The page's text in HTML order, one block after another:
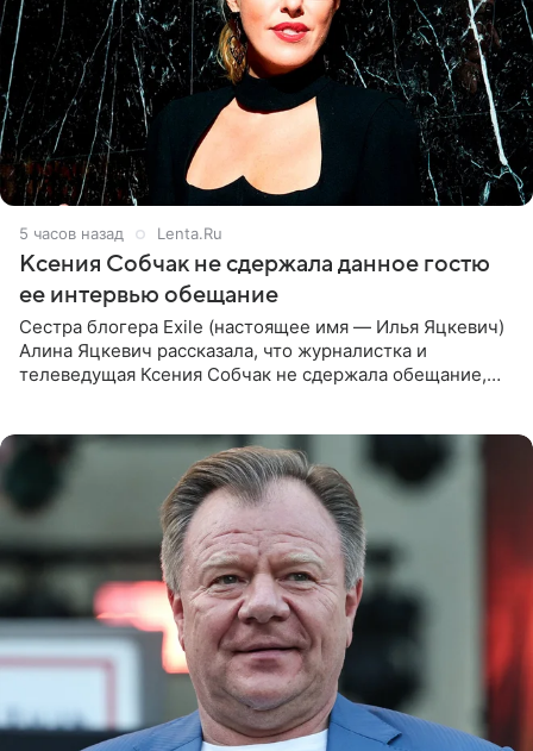
5 часов назад Lenta.Ru
Ксения Собчак не сдержала данное гостю
ее интервью обещание
Сестра блогера Exile (настоящее имя — Илья Яцкевич)
Алина Яцкевич рассказала, что журналистка и
телеведущая Ксения Собчак не сдержала обещание,